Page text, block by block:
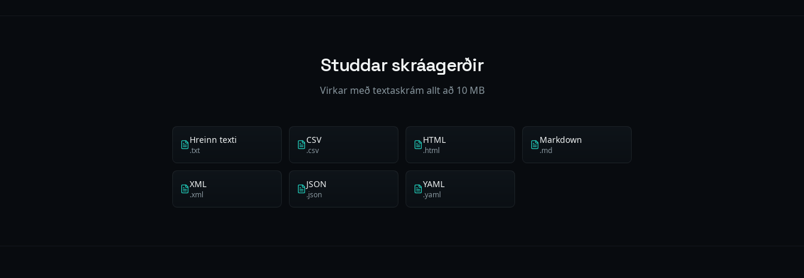
Studdar skráagerðir
Virkar með textaskrám allt að 10 MB
Hreinn texti
.txt
CSV
.csv
HTML
.html
Markdown
.md
XML
.xml
JSON
.json
YAML
.yaml